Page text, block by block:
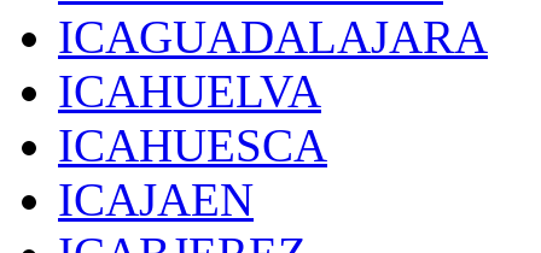
ICAGUADALAJARA
ICAHUELVA
ICAHUESCA
ICAJAEN